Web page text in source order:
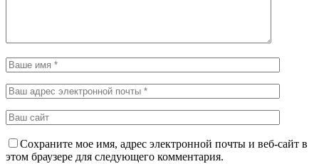
Сохраните мое имя, адрес электронной почты и веб-сайт в
этом браузере для следующего комментария.